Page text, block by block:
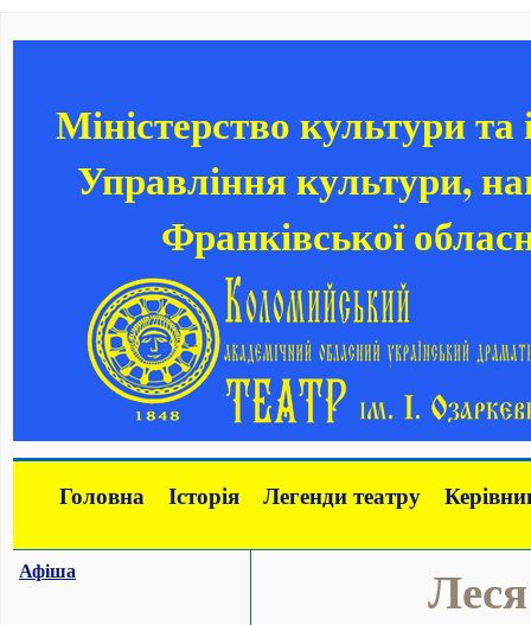
Міністерство культури
Управління культури,
Франківської
Головна Історія Легенди театру
Афіша